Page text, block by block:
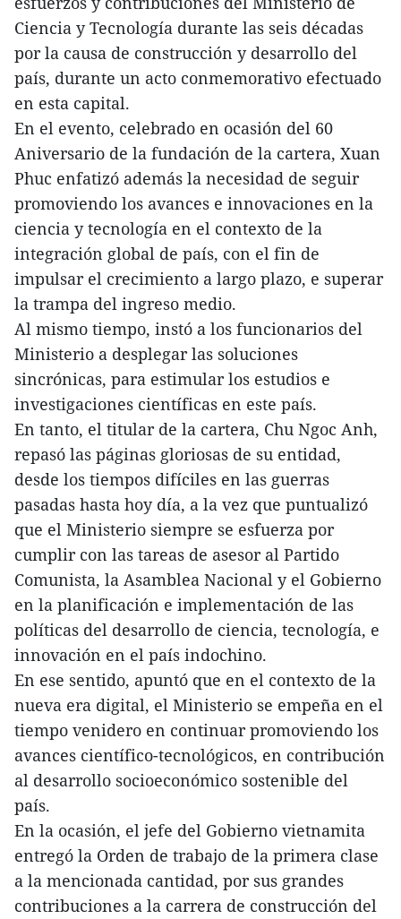
Ciencia y Tecnología durante las seis décadas
por la causa de construcción y desarrollo del
país, durante un acto conmemorativo efectuado
en esta capital.
En el evento, celebrado en ocasión del 60
Aniversario de la fundación de la cartera, Xuan
Phuc enfatizó además la necesidad de seguir
promoviendo los avances e innovaciones en la
ciencia y tecnología en el contexto de la
integración global de país, con el fin de
impulsar el crecimiento a largo plazo, e superar
la trampa del ingreso medio.
Al mismo tiempo, instó a los funcionarios del
Ministerio a desplegar las soluciones
sincrónicas, para estimular los estudios e
investigaciones científicas en este país.
En tanto, el titular de la cartera, Chu Ngoc Anh,
repasó las páginas gloriosas de su entidad,
desde los tiempos difíciles en las guerras
pasadas hasta hoy día, a la vez que puntualizó
que el Ministerio siempre se esfuerza por
cumplir con las tareas de asesor al Partido
Comunista, la Asamblea Nacional y el Gobierno
en la planificación e implementación de las
políticas del desarrollo de ciencia, tecnología, e
innovación en el país indochino.
En ese sentido, apuntó que en el contexto de la
nueva era digital, el Ministerio se empeña en el
tiempo venidero en continuar promoviendo los
avances científico-tecnológicos, en contribución
al desarrollo socioeconómico sostenible del
país.
En la ocasión, el jefe del Gobierno vietnamita
entregó la Orden de trabajo de la primera clase
a la mencionada cantidad, por sus grandes
contribuciones a la carrera de construcción del